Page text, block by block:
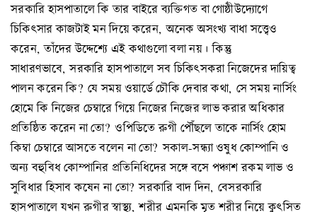
সরকারি হাসপাতালে কি তার বাইরে ব্যক্তিগত বা গোষ্ঠীউদ্যোগে
চিকিৎসার কাজটাই মন দিয়ে করেন, অনেক অসংখ্য বাধা সত্ত্বেও
করেন, তাঁদের উদ্দেশ্যে এই কথাগুলো বলা নয়। কিন্তু
সাধারণভাবে, সরকারি হাসপাতালে সব চিকিৎসকরা নিজেদের দায়িত্ব
পালন করেন কি? যে সময় ওয়ার্ডে চৌকি দেবার কথা, সে সময় নার্সিং
হোমে কি নিজের চেম্বারে গিয়ে নিজের নিজের লাভ করার অধিকার
প্রতিষ্ঠিত করেন না তো? ওপিডিতে রুগী পৌঁছলে তাকে নার্সিং হোম
কিম্বা চেম্বারে আসতে বলেন না তো? সকাল-সন্ধ্যা ওষুধ কোম্পানি ও
অন্য বহুবিধ কোম্পানির প্রতিনিধিদের সঙ্গে বসে পঞ্চাশ রকম লাভ ও
সুবিধার হিসাব কষেন না তো? সরকারি বাদ দিন, বেসরকারি
হাসপাতালে যখন রুগীর স্বাস্থ্য, শরীর এমনকি মৃত শরীর নিয়ে কুৎসিত